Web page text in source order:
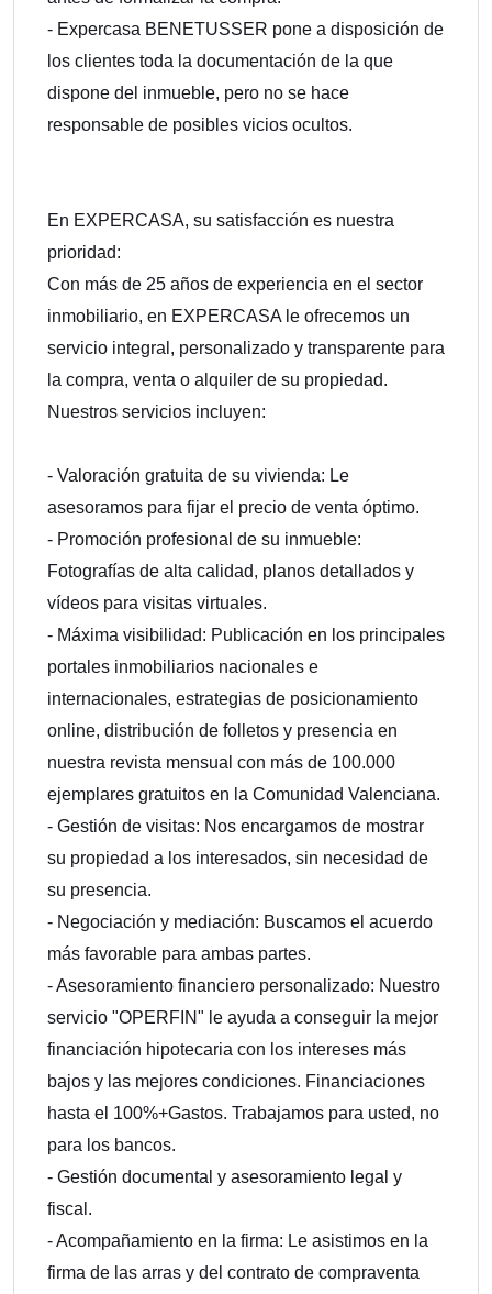
- Expercasa BENETUSSER pone a disposición de
los clientes toda la documentación de la que
dispone del inmueble, pero no se hace
responsable de posibles vicios ocultos.
En EXPERCASA, su satisfacción es nuestra
prioridad:
Con más de 25 años de experiencia en el sector
inmobiliario, en EXPERCASA le ofrecemos un
servicio integral, personalizado y transparente para
la compra, venta o alquiler de su propiedad.
Nuestros servicios incluyen:
- Valoración gratuita de su vivienda: Le
asesoramos para fijar el precio de venta óptimo.
- Promoción profesional de su inmueble:
Fotografías de alta calidad, planos detallados y
vídeos para visitas virtuales.
- Máxima visibilidad: Publicación en los principales
portales inmobiliarios nacionales e
internacionales, estrategias de posicionamiento
online, distribución de folletos y presencia en
nuestra revista mensual con más de 100.000
ejemplares gratuitos en la Comunidad Valenciana.
- Gestión de visitas: Nos encargamos de mostrar
su propiedad a los interesados, sin necesidad de
su presencia.
- Negociación y mediación: Buscamos el acuerdo
más favorable para ambas partes.
- Asesoramiento financiero personalizado: Nuestro
servicio "OPERFIN" le ayuda a conseguir la mejor
financiación hipotecaria con los intereses más
bajos y las mejores condiciones. Financiaciones
hasta el 100%+Gastos. Trabajamos para usted, no
para los bancos.
- Gestión documental y asesoramiento legal y
fiscal.
- Acompañamiento en la firma: Le asistimos en la
firma de las arras y del contrato de compraventa